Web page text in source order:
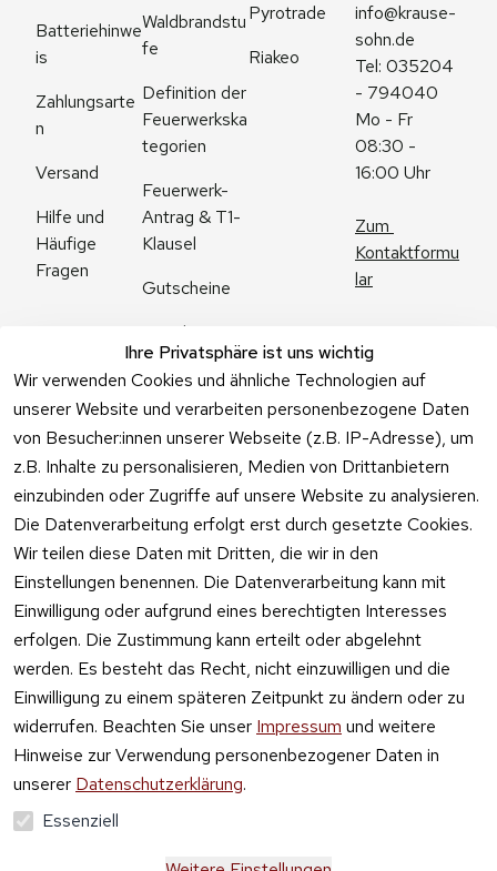
Ihre Privatsphäre ist uns wichtig
Wir verwenden Cookies und ähnliche Technologien auf
unserer Website und verarbeiten personenbezogene Daten
von Besucher:innen unserer Webseite (z.B. IP-Adresse), um
z.B. Inhalte zu personalisieren, Medien von Drittanbietern
einzubinden oder Zugriffe auf unsere Website zu analysieren.
Die Datenverarbeitung erfolgt erst durch gesetzte Cookies.
Wir teilen diese Daten mit Dritten, die wir in den
Einstellungen benennen. Die Datenverarbeitung kann mit
Einwilligung oder aufgrund eines berechtigten Interesses
erfolgen. Die Zustimmung kann erteilt oder abgelehnt
werden. Es besteht das Recht, nicht einzuwilligen und die
Einwilligung zu einem späteren Zeitpunkt zu ändern oder zu
widerrufen. Beachten Sie unser Impressum und weitere
Hinweise zur Verwendung personenbezogener Daten in
unserer Datenschutzerklärung.
Essenziell
Batteriehinwe
is
Zahlungsarte
n
Versand
Hilfe und
Häufige
Fragen
Waldbrandstu
fe
Definition der
Feuerwerkska
tegorien
Feuerwerk-
Antrag & T1-
Klausel
Gutscheine
Angebote
Feuerwerk
Online kaufen
Pyrotrade
Riakeo
info@krause-
sohn.de
Tel: 035204
- 794040
Mo - Fr
08:30 -
16:00 Uhr
Zum
Kontaktformu
lar
Vertrag
widerrufen